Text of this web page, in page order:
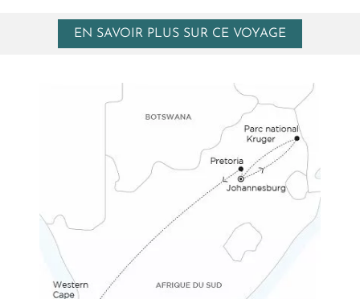
déconnexion totale… Nos experts ont joué les
entremetteurs pour favoriser ces tête-à-tête et rien
parcourez le pays du nord au sud à bord du
légendaire train Rovos Rail et de ses wagons aux
fenêtres panoramiques.
EN SAVOIR PLUS SUR CE VOYAGE